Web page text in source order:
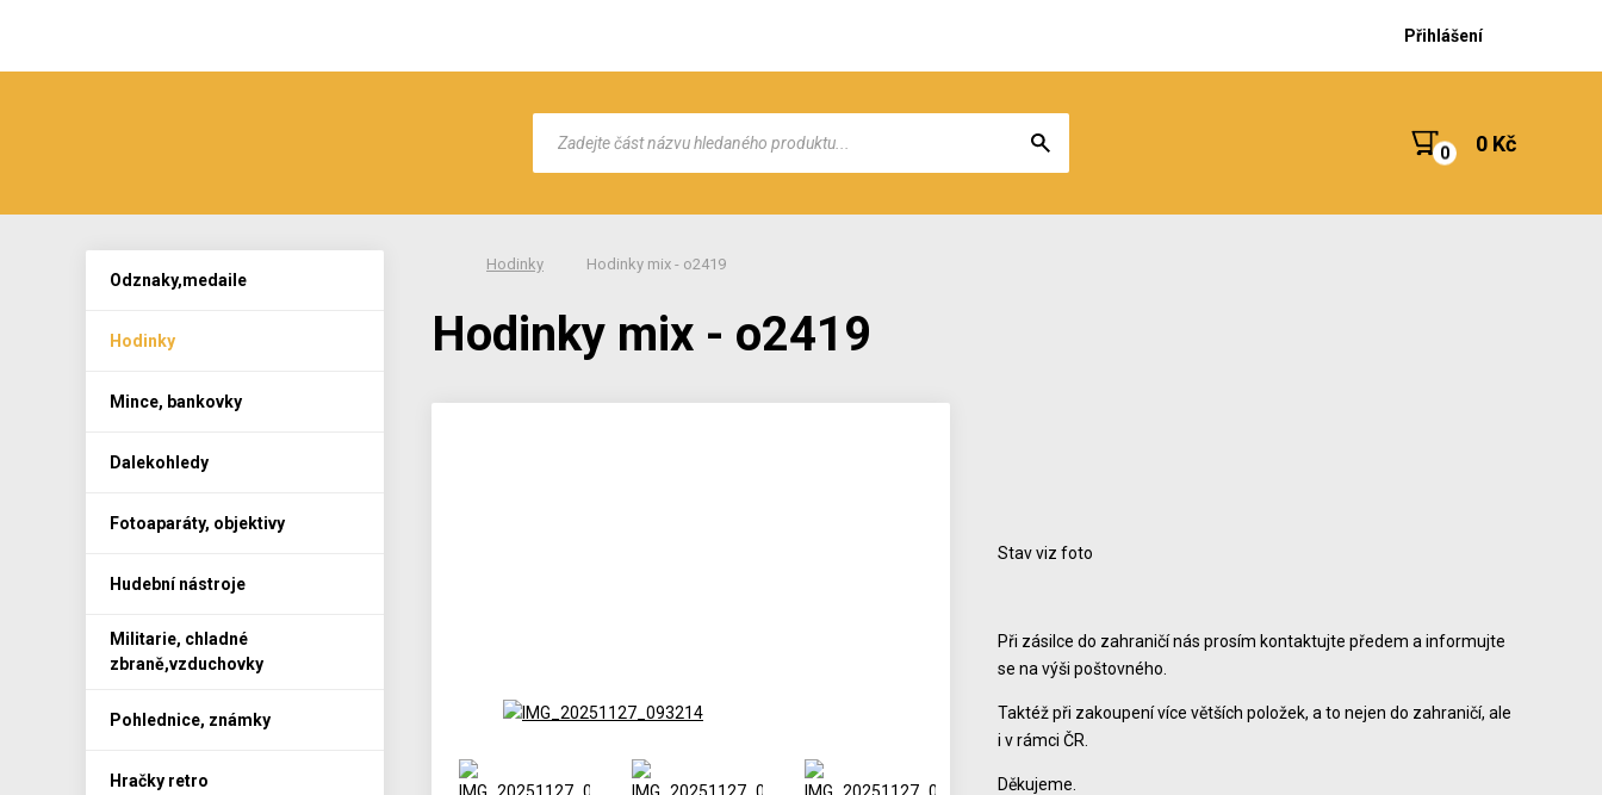
Přihlášení
0 Kč
Hodinky Hodinky mix - o2419
Hodinky mix - o2419
Stav viz foto
Při zásilce do zahraničí nás prosím kontaktujte předem a informujte
se na výši poštovného.
Taktéž při zakoupení více větších položek, a to nejen do zahraničí, ale
i v rámci ČR.
Děkujeme.
Odznaky,medaile
Hodinky
Mince, bankovky
Dalekohledy
Fotoaparáty, objektivy
Hudební nástroje
Militarie, chladné
zbraně,vzduchovky
Pohlednice, známky
Hračky retro